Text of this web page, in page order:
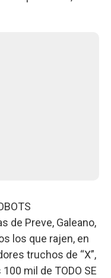
de Preve, Galeano,
los que rajen, en
truchos de “X”,
mil de TODO SE